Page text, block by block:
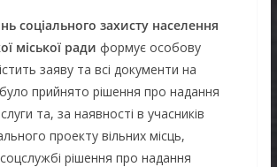
соціального захисту населення
міської ради формує особову
заяву та всі документи на
було прийнято рішення про надання
та, за наявності в учасників
проекту вільних місць,
рішення про надання